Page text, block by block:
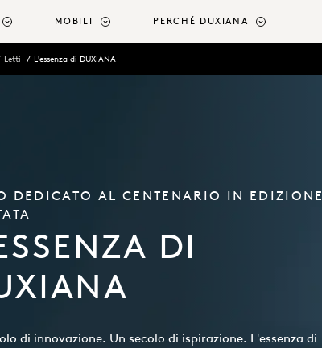
MOBILI PERCHÉ DUXIANA
Letti L'essenza di DUXIANA
DEDICATO AL CENTENARIO IN EDIZIONE
DI
di innovazione. Un secolo di ispirazione. L'essenza di